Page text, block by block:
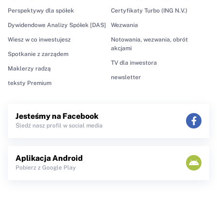
Perspektywy dla spółek
Dywidendowe Analizy Spółek [DAS]
Wiesz w co inwestujesz
Spotkanie z zarządem
Maklerzy radzą
teksty Premium
Certyfikaty Turbo (ING N.V.)
Wezwania
Notowania, wezwania, obrót
akcjami
TV dla inwestora
newsletter
Jesteśmy na Facebook
Śledź nasz profil w social media
Aplikacja Android
Pobierz z Google Play